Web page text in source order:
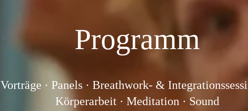
Programm
Vorträge · Panels · Breathwork- &
Körperarbeit · Meditation · Sound